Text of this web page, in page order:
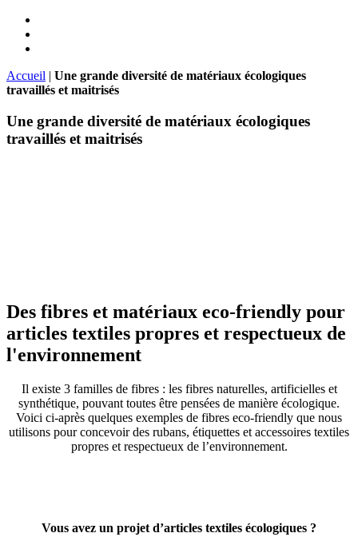
Accueil | Une grande diversité de matériaux écologiques
travaillés et maitrisés
Une grande diversité de matériaux écologiques
travaillés et maitrisés
Des fibres et matériaux eco-friendly pour
articles textiles propres et respectueux de
l'environnement
Il existe 3 familles de fibres : les fibres naturelles, artificielles et
synthétique, pouvant toutes être pensées de manière écologique.
Voici ci-après quelques exemples de fibres eco-friendly que nous
utilisons pour concevoir des rubans, étiquettes et accessoires textiles
propres et respectueux de l’environnement.
Vous avez un projet d’articles textiles écologiques ?